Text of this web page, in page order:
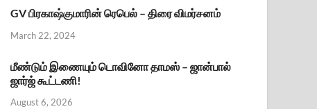
GV பிரகாஷ்குமாரின் ரெபெல் – திரை விமர்சனம்
March 22, 2024
மீண்டும் இணையும் டொவினோ தாமஸ் – ஜான்பால்
ஜார்ஜ் கூட்டணி!
August 6, 2026